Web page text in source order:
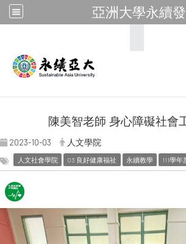
亞洲大學永續
陳美智老師 身心障礙社會
2023-10-03 人文學院
人文社會學院 03 良好健康福祉 永續教學 111學年